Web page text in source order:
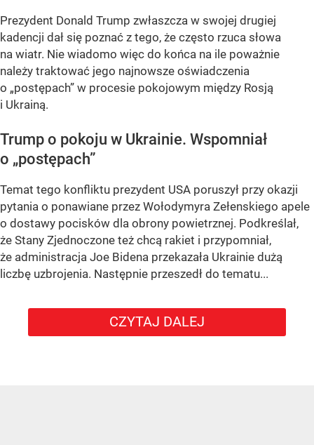
Prezydent Donald Trump zwłaszcza w swojej drugiej
kadencji dał się poznać z tego, że często rzuca słowa
na wiatr. Nie wiadomo więc do końca na ile poważnie
należy traktować jego najnowsze oświadczenia
o „postępach” w procesie pokojowym między Rosją
i Ukrainą.
Trump o pokoju w Ukrainie. Wspomniał
o „postępach”
Temat tego konfliktu prezydent USA poruszył przy okazji
pytania o ponawiane przez Wołodymyra Zełenskiego apele
o dostawy pocisków dla obrony powietrznej. Podkreślał,
że Stany Zjednoczone też chcą rakiet i przypomniał,
że administracja Joe Bidena przekazała Ukrainie dużą
liczbę uzbrojenia. Następnie przeszedł do tematu...
CZYTAJ DALEJ